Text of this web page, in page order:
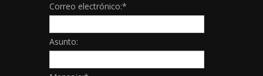
Correo electrónico:*
Asunto: